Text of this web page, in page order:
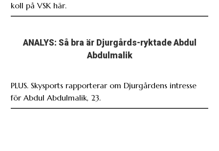
koll på VSK här.
ANALYS: Så bra är Djurgårds-ryktade Abdul
Abdulmalik
PLUS. Skysports rapporterar om Djurgårdens intresse
för Abdul Abdulmalik, 23.